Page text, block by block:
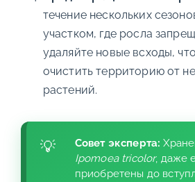
течение нескольких
участком, где росла
удаляйте новые всходы,
очистить территорию от
растений.
Совет эксперта:
Ipomoea tricolor, даже
приобретены до